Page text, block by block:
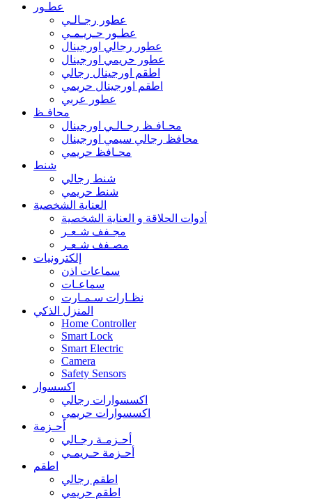
عطـور
عطور رجـالـي
عطـور حـريـمـي
عطور رجالي اورجينال
عطور حريمي اورجينال
اطقم اورجينال رجالي
اطقم اورجينال حريمي
عطور عربي
محافـظ
محـافـظ رجـالـي اورجينال
محافظ رجالي سيمي اورجينال
محـافظ حريمي
شنط
شنط رجالي
شنط حريمي
العناية الشخصية
أدوات الحلاقة و العناية الشخصية
مجـفف شـعـر
مصـفف شـعـر
إلكترونيات
سماعات اذن
سماعـات
نظـارات سـمـارت
المنزل الذكي
Home Controller
Smart Lock
Smart Electric
Camera
Safety Sensors
اكسسوار
اكسسوارات رجالي
اكسسوارات حريمي
أحـزمة
أحـزمـة رجـالي
أحـزمة حـريمـي
اطقم
اطقم رجالي
اطقم حريمي